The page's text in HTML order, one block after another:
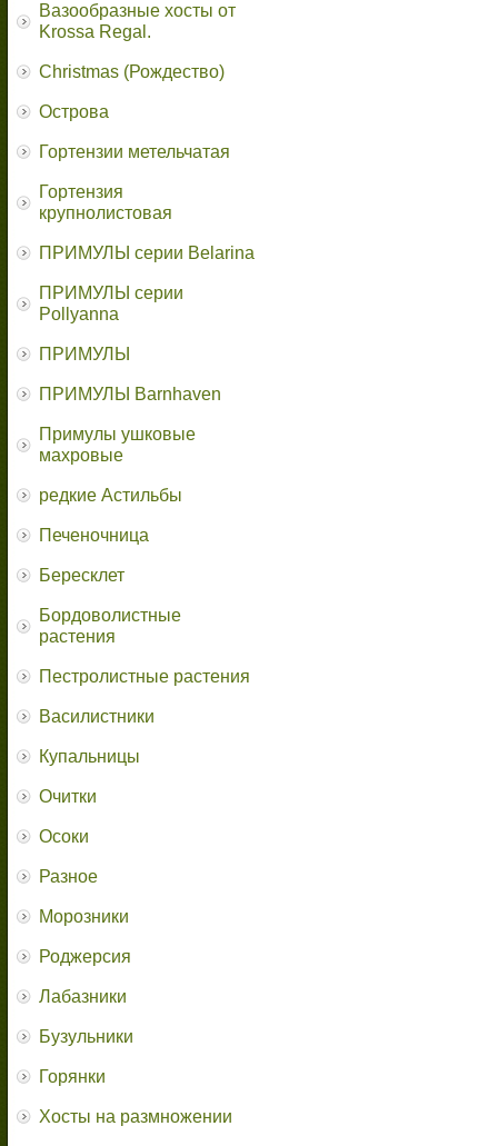
Вазообразные хосты от
Krossa Regal.
Christmas (Рождество)
Острова
Гортензии метельчатая
Гортензия
крупнолистовая
ПРИМУЛЫ серии Belarina
ПРИМУЛЫ серии
Pollyanna
ПРИМУЛЫ
ПРИМУЛЫ Barnhaven
Примулы ушковые
махровые
редкие Астильбы
Печеночница
Бересклет
Бордоволистные
растения
Пестролистные растения
Василистники
Купальницы
Очитки
Осоки
Разное
Морозники
Роджерсия
Лабазники
Бузульники
Горянки
Хосты на размножении